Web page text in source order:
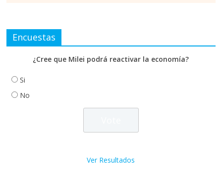
Encuestas
¿Cree que Milei podrá reactivar la economía?
Si
No
Ver Resultados